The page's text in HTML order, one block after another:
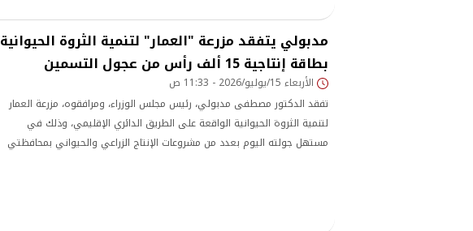
مدبولي يتفقد مزرعة "العمار" لتنمية الثروة الحيوانية
بطاقة إنتاجية 15 ألف رأس من عجول التسمين
الأربعاء 15/يوليو/2026 - 11:33 ص
تفقد الدكتور مصطفى مدبولي، رئيس مجلس الوزراء، ومرافقوه، مزرعة العمار
لتنمية الثروة الحيوانية الواقعة على الطريق الدائري الإقليمي، وذلك في
مستهل جولته اليوم بعدد من مشروعات الإنتاج الزراعي والحيواني بمحافظتي